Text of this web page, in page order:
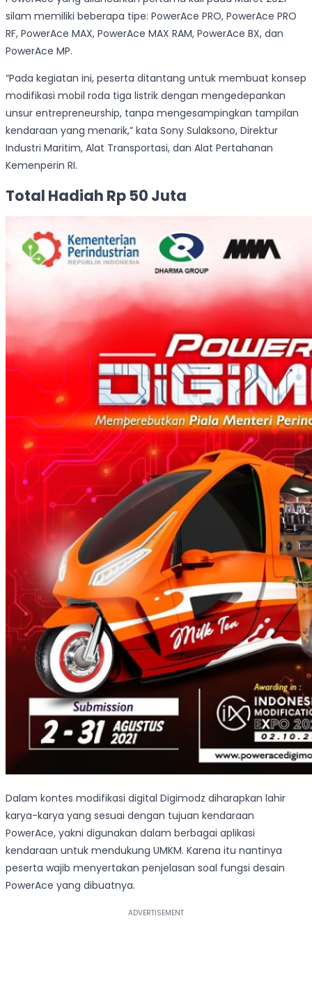
silam memiliki beberapa tipe: PowerAce PRO, PowerAce PRO
RF, PowerAce MAX, PowerAce MAX RAM, PowerAce BX, dan
PowerAce MP.
“Pada kegiatan ini, peserta ditantang untuk membuat konsep
modifikasi mobil roda tiga listrik dengan mengedepankan
unsur entrepreneurship, tanpa mengesampingkan tampilan
kendaraan yang menarik,” kata Sony Sulaksono, Direktur
Industri Maritim, Alat Transportasi, dan Alat Pertahanan
Kemenperin RI.
Total Hadiah Rp 50 Juta
Dalam kontes modifikasi digital Digimodz diharapkan lahir
karya-karya yang sesuai dengan tujuan kendaraan
PowerAce, yakni digunakan dalam berbagai aplikasi
kendaraan untuk mendukung UMKM. Karena itu nantinya
peserta wajib menyertakan penjelasan soal fungsi desain
PowerAce yang dibuatnya.